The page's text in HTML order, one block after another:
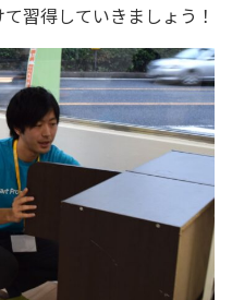
習得していきましょう！